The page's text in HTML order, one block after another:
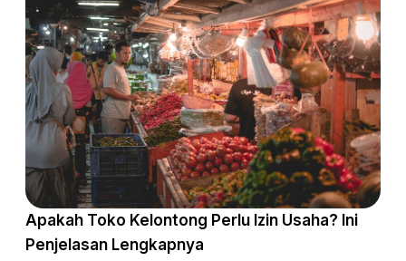
Apakah Toko Kelontong Perlu Izin Usaha? Ini
Penjelasan Lengkapnya